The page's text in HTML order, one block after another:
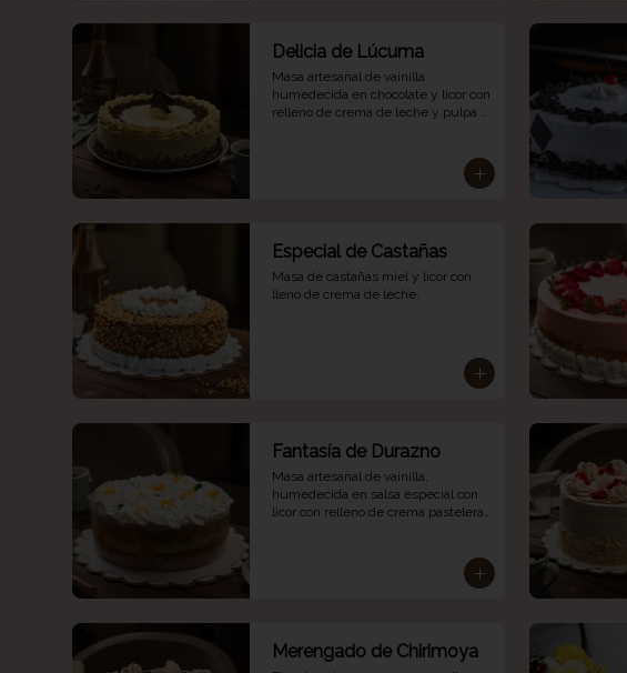
Delicia de Lúcuma
Masa artesanal de vainilla
humedecida en chocolate y licor con
relleno de crema de leche y pulpa
Especial de Castañas
Masa de castañas miel y licor con
lleno de crema de leche.
Fantasía de Durazno
Masa artesanal de vainilla,
humedecida en salsa especial con
licor con relleno de crema pastelera
Merengado de Chirimoya